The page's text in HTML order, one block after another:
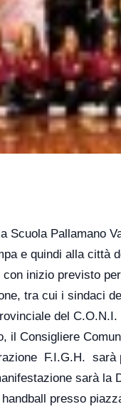
Scuola Pallamano
e quindi alla città
inizio previsto
tra cui i sindaci
del C.O.N.I.
il Consigliere
F.I.G.H. sarà
sarà
presso